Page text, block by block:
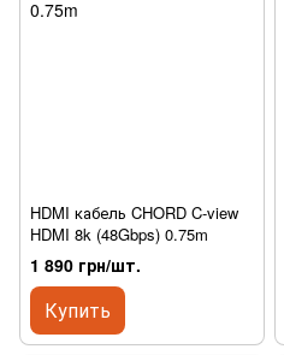
HDMI кабель CHORD C-view
HDMI 8k (48Gbps) 0.75m
1 890 грн/шт.
Купить